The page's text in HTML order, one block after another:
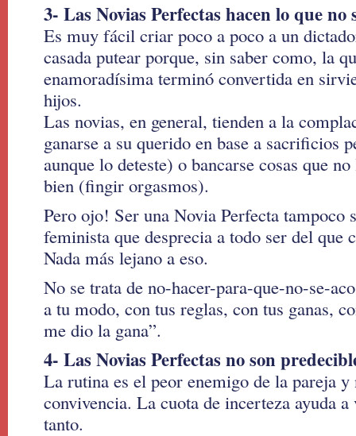
3- Las Novias Perfectas hacen lo que no
Es muy fácil criar poco a poco a un
casada putear porque, sin saber como, la
enamoradísima terminó convertida en
hijos.
Las novias, en general, tienden a la
ganarse a su querido en base a sacrificios
aunque lo deteste) o bancarse cosas que
bien (fingir orgasmos).
Pero ojo! Ser una Novia Perfecta tampoco
feminista que desprecia a todo ser del que
Nada más lejano a eso.
No se trata de no-hacer-para-que-no-se-
a tu modo, con tus reglas, con tus ganas,
me dio la gana”.
4- Las Novias Perfectas no son
La rutina es el peor enemigo de la pareja
convivencia. La cuota de incerteza ayuda
tanto.